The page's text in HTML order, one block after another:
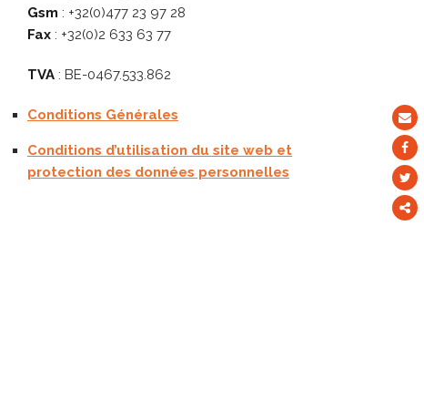
Gsm : +32(0)477 23 97 28
Fax : +32(0)2 633 63 77
TVA : BE-0467.533.862
Conditions Générales
Conditions d’utilisation du site web et
protection des données personnelles